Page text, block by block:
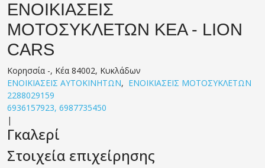
ΕΝΟΙΚΙΑΣΕΙΣ
ΜΟΤΟΣΥΚΛΕΤΩΝ ΚΕΑ - LION
CARS
Κορησσία -, Κέα 84002, Κυκλάδων
ΕΝΟΙΚΙΑΣΕΙΣ ΑΥΤΟΚΙΝΗΤΩΝ, ΕΝΟΙΚΙΑΣΕΙΣ ΜΟΤΟΣΥΚΛΕΤΩΝ
2288029159
6936157923, 6987735450
|
Γκαλερί
Στοιχεία επιχείρησης